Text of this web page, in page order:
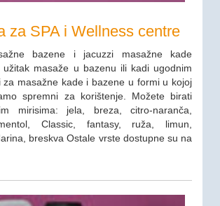
za SPA i Wellness centre
bazene i jacuzzi masažne kade
užitak masaže u bazenu ili kadi ugodnim
za masažne kade i bazene u formi u kojoj
spremni za korištenje. Možete birati
mirisima: jela, breza, citro-naranča,
mentol, Classic, fantasy, ruža, limun,
breskva Ostale vrste dostupne su na